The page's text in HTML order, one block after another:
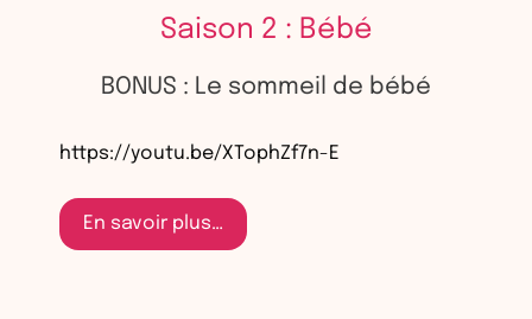
Saison 2 : Bébé
BONUS : Le sommeil de bébé
https://youtu.be/XTophZf7n-E
En savoir plus…